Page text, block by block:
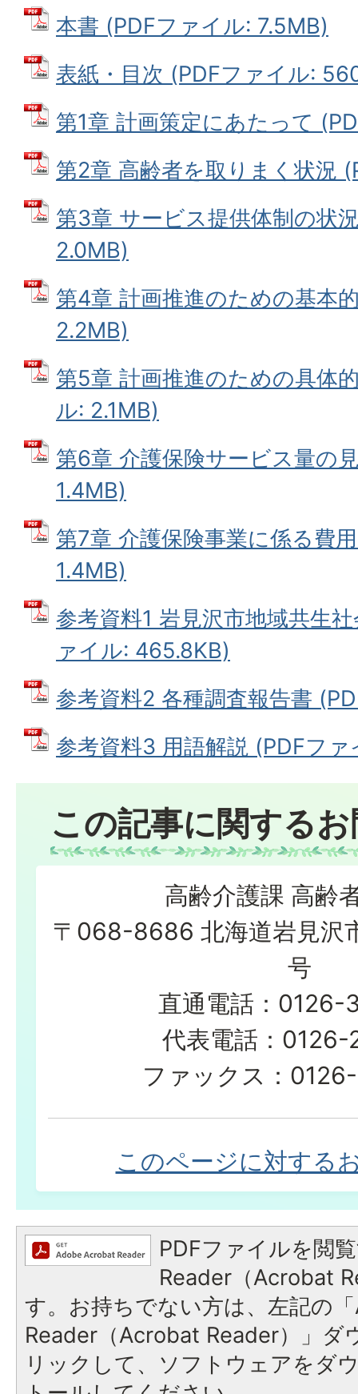
本書 (PDFファイル: 7.5MB)
表紙・目次 (PDFファイル:
第1章 計画策定にあたって
第2章 高齢者を取りまく状況
第3章 サービス提供体制の状
2.0MB)
第4章 計画推進のための基本
2.2MB)
第5章 計画推進のための具体
ル: 2.1MB)
第6章 介護保険サービス量の
1.4MB)
第7章 介護保険事業に係る費
1.4MB)
参考資料1 岩見沢市地域共生
ァイル: 465.8KB)
参考資料2 各種調査報告書
参考資料3 用語解説 (PDFフ
この記事に関する
高齢介護課 高齢
〒068-8686 北海道岩見沢
号
直通電話：0126-
代表電話：0126-
ファックス：
このページに対する
PDFファイルを閲
Reader（Acrobat
す。お持ちでない方は、左記の
Reader（Acrobat Reader）」ダ
リックして、ソフトウェアをダ